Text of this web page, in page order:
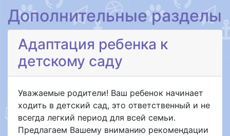
Дополнительные разделы
Адаптация ребенка к
детскому саду
Уважаемые родители! Ваш ребенок начинает
ходить в детский сад, это ответственный и не
всегда легкий период для всей семьи.
Предлагаем Вашему вниманию рекомендации